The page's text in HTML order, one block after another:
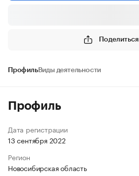
Поделиться
ПрофильВиды деятельности
Профиль
Дата регистрации
13 сентября 2022
Регион
Новосибирская область